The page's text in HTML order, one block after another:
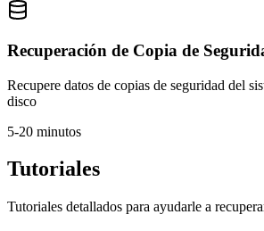
Recuperación de Copia de
Recupere datos de copias de seguridad del
disco
5-20 minutos
Tutoriales
Tutoriales detallados para ayudarle a